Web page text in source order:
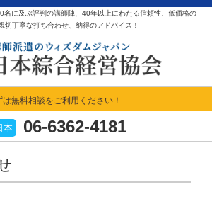
に及ぶ評判の講師陣、40年以上にわたる信頼性、低価格の
切丁寧な打ち合わせ、納得のアドバイス！
は無料相談をご利用ください！
本 06-6362-4181